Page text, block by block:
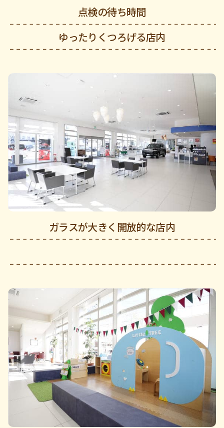
点検の待ち時間
ゆったりくつろげる店内
ガラスが大きく開放的な店内